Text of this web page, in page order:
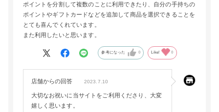
ポイントを分割して複数のことに利用できたり、自分の手持ちの
ポイントやギフトカードなどを追加して商品を選択できることを
とても喜んでくれています。
また利用したいと思います。
参考になった 0 Like! 0
店舗からの回答 2023.7.10
大切なお祝いに当サイトをご利用くださり、大変
嬉しく思います。